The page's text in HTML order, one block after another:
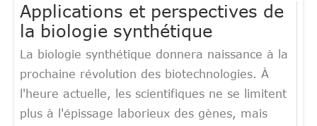
Applications et perspectives de
la biologie synthétique
La biologie synthétique donnera naissance à la
prochaine révolution des biotechnologies. À
l'heure actuelle, les scientifiques ne se limitent
plus à l'épissage laborieux des gènes, mais